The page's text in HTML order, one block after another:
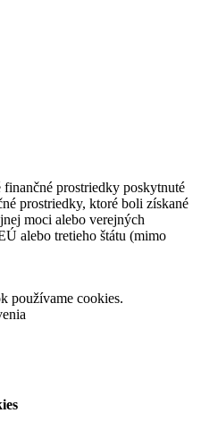
finančné prostriedky poskytnuté
prostriedky, ktoré boli získané
moci alebo verejných
alebo tretieho štátu (mimo
používame cookies.